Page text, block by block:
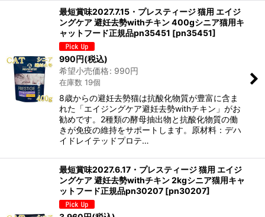
最短賞味2027.7.15・プレスティージ 猫用 エイジ
ングケア 避妊去勢withチキン 400gシニア猫用キ
ャットフード正規品pn35451 [pn35451]
990円(税込)
希望小売価格: 990円
在庫数 19個
8歳からの避妊去勢猫は抗酸化物質が豊富に含ま
れた「エイジングケア避妊去勢withチキン」がお
勧めです。2種類の酵母抽出物と抗酸化物質の働
きが免疫の維持をサポートします。原材料：デハ
イドレイテッドプロテ…
最短賞味2027.6.17・プレスティージ 猫用 エイジ
ングケア 避妊去勢withチキン 2kgシニア猫用キャ
ットフード正規品pn30207 [pn30207]